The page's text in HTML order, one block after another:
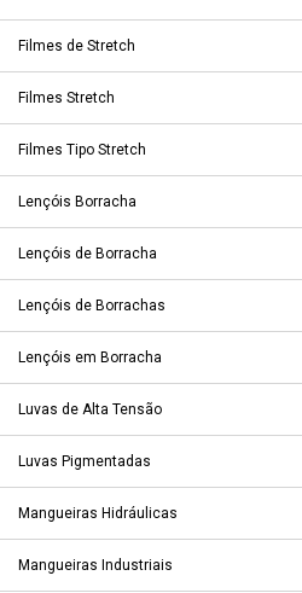
Filmes de Stretch
Filmes Stretch
Filmes Tipo Stretch
Lençóis Borracha
Lençóis de Borracha
Lençóis de Borrachas
Lençóis em Borracha
Luvas de Alta Tensão
Luvas Pigmentadas
Mangueiras Hidráulicas
Mangueiras Industriais